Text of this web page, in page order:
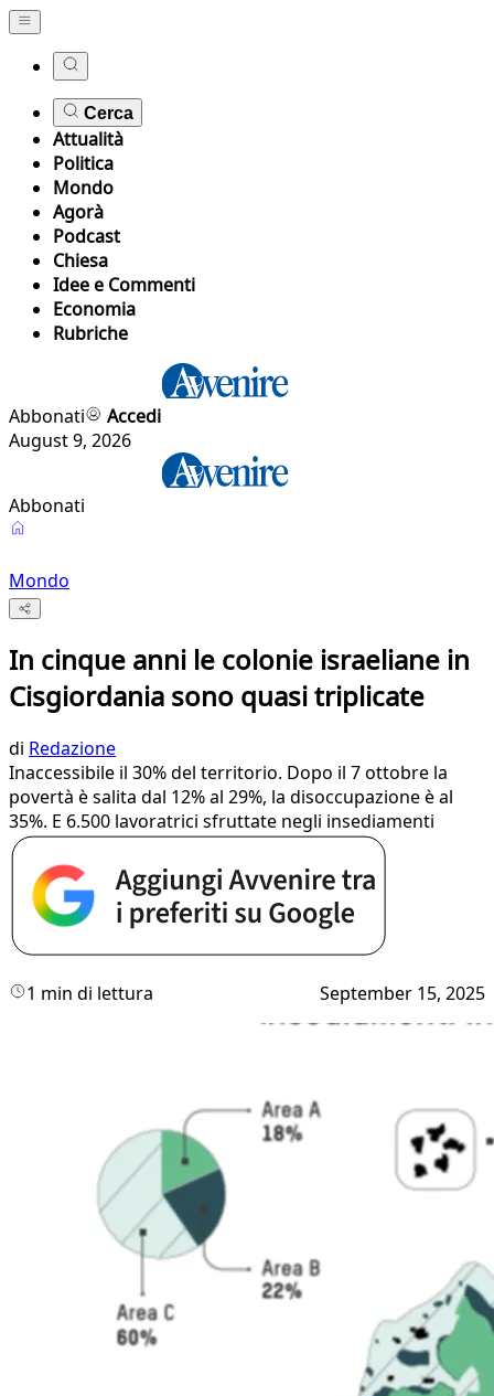
Cerca
Attualità
Politica
Mondo
Agorà
Podcast
Chiesa
Idee e Commenti
Economia
Rubriche
Abbonati
Accedi
August 9, 2026
Abbonati
Mondo
In cinque anni le colonie israeliane in
Cisgiordania sono quasi triplicate
di Redazione
Inaccessibile il 30% del territorio. Dopo il 7 ottobre la
povertà è salita dal 12% al 29%, la disoccupazione è al
35%. E 6.500 lavoratrici sfruttate negli insediamenti
1 min di lettura September 15, 2025